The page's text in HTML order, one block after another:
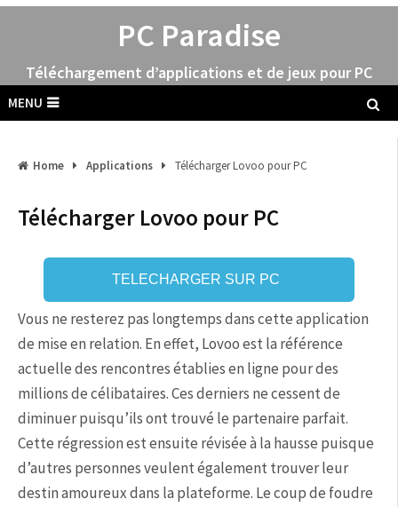
PC Paradise
Téléchargement d’applications et de jeux pour PC
MENU
Home Applications Télécharger Lovoo pour PC
Télécharger Lovoo pour PC
TELECHARGER SUR PC
Vous ne resterez pas longtemps dans cette application
de mise en relation. En effet, Lovoo est la référence
actuelle des rencontres établies en ligne pour des
millions de célibataires. Ces derniers ne cessent de
diminuer puisqu’ils ont trouvé le partenaire parfait.
Cette régression est ensuite révisée à la hausse puisque
d’autres personnes veulent également trouver leur
destin amoureux dans la plateforme. Le coup de foudre